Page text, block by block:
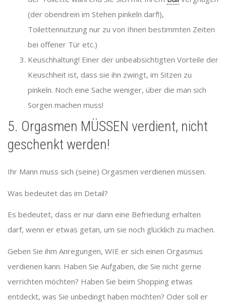
(der obendrein im Stehen pinkeln darf!),
Toilettennutzung nur zu von Ihnen bestimmten Zeiten
bei offener Tür etc.)
Keuschhaltung! Einer der unbeabsichtigten Vorteile der
Keuschheit ist, dass sie ihn zwingt, im Sitzen zu
pinkeln. Noch eine Sache weniger, über die man sich
Sorgen machen muss!
5. Orgasmen MÜSSEN verdient, nicht
geschenkt werden!
Ihr Mann muss sich (seine) Orgasmen verdienen müssen.
Was bedeutet das im Detail?
Es bedeutet, dass er nur dann eine Befriedung erhalten
darf, wenn er etwas getan, um sie noch glücklich zu machen.
Geben Sie ihm Anregungen, WIE er sich einen Orgasmus
verdienen kann. Haben Sie Aufgaben, die Sie nicht gerne
verrichten möchten? Haben Sie beim Shopping etwas
entdeckt, was Sie unbedingt haben möchten? Oder soll er